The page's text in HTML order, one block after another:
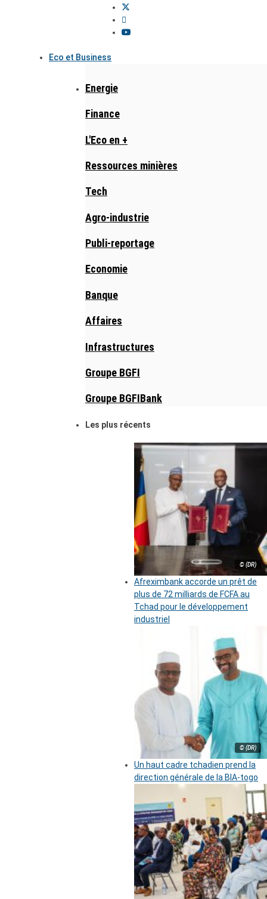
Eco et Business
Energie
Finance
L'Eco en +
Ressources minières
Tech
Agro-industrie
Publi-reportage
Economie
Banque
Affaires
Infrastructures
Groupe BGFI
Groupe BGFIBank
Les plus récents
© (DR)
Afreximbank accorde un prêt de
plus de 72 milliards de FCFA au
Tchad pour le développement
industriel
© (DR)
Un haut cadre tchadien prend la
direction générale de la BIA-togo